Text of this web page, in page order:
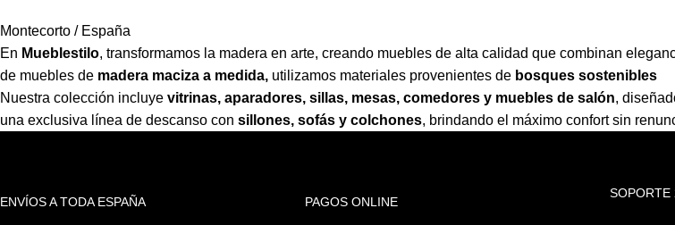
Montecorto / España
En Mueblestilo, transformamos la madera en arte, creando muebles de alta calidad que combinan
de muebles de madera maciza a medida, utilizamos materiales provenientes de bosques sostenibles
Nuestra colección incluye vitrinas, aparadores, sillas, mesas, comedores y muebles de salón,
una exclusiva línea de descanso con sillones, sofás y colchones, brindando el máximo confort sin
ENVÍOS A TODA ESPAÑA PAGOS ONLINE
SOPORTE